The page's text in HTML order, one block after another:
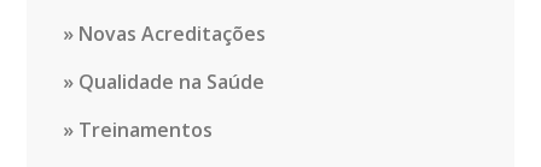
Novas Acreditações
Qualidade na Saúde
Treinamentos